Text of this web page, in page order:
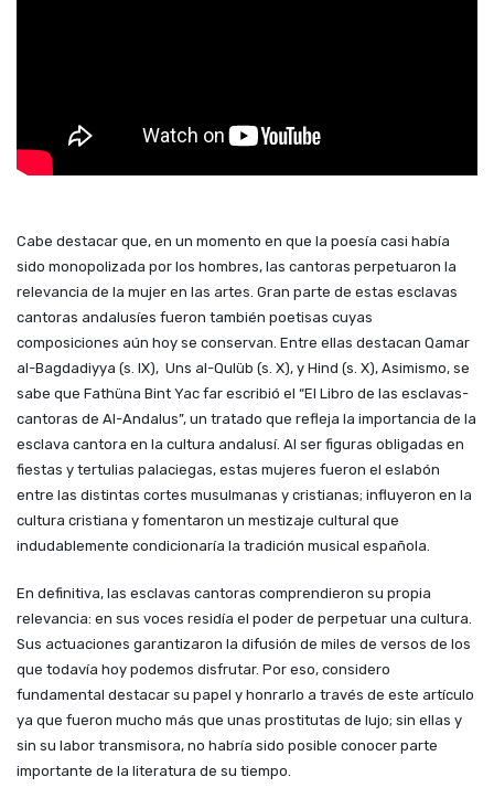
Cabe destacar que, en un momento en que la poesía casi había
sido monopolizada por los hombres, las cantoras perpetuaron la
relevancia de la mujer en las artes. Gran parte de estas esclavas
cantoras andalusíes fueron también poetisas cuyas
composiciones aún hoy se conservan. Entre ellas destacan Qamar
al-Bagdadiyya (s. IX), Uns al-Qulüb (s. X), y Hind (s. X), Asimismo, se
sabe que Fathüna Bint Yac far escribió el “El Libro de las esclavas-
cantoras de Al-Andalus”, un tratado que refleja la importancia de la
esclava cantora en la cultura andalusí. Al ser figuras obligadas en
fiestas y tertulias palaciegas, estas mujeres fueron el eslabón
entre las distintas cortes musulmanas y cristianas; influyeron en la
cultura cristiana y fomentaron un mestizaje cultural que
indudablemente condicionaría la tradición musical española.
En definitiva, las esclavas cantoras comprendieron su propia
relevancia: en sus voces residía el poder de perpetuar una cultura.
Sus actuaciones garantizaron la difusión de miles de versos de los
que todavía hoy podemos disfrutar. Por eso, considero
fundamental destacar su papel y honrarlo a través de este artículo
ya que fueron mucho más que unas prostitutas de lujo; sin ellas y
sin su labor transmisora, no habría sido posible conocer parte
importante de la literatura de su tiempo.